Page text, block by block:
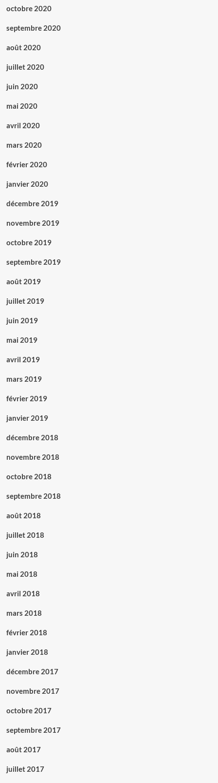
octobre 2020
septembre 2020
août 2020
juillet 2020
juin 2020
mai 2020
avril 2020
mars 2020
février 2020
janvier 2020
décembre 2019
novembre 2019
octobre 2019
septembre 2019
août 2019
juillet 2019
juin 2019
mai 2019
avril 2019
mars 2019
février 2019
janvier 2019
décembre 2018
novembre 2018
octobre 2018
septembre 2018
août 2018
juillet 2018
juin 2018
mai 2018
avril 2018
mars 2018
février 2018
janvier 2018
décembre 2017
novembre 2017
octobre 2017
septembre 2017
août 2017
juillet 2017